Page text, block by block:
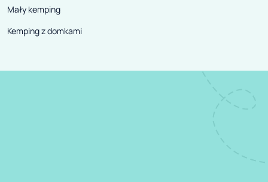
Mały kemping
Kemping z domkami